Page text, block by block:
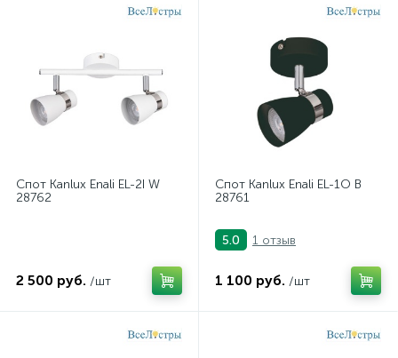
Спот Kanlux Enali EL-2I W
28762
2 500 руб. /шт
Спот Kanlux Enali EL-1O B
28761
5.0 1 отзыв
1 100 руб. /шт